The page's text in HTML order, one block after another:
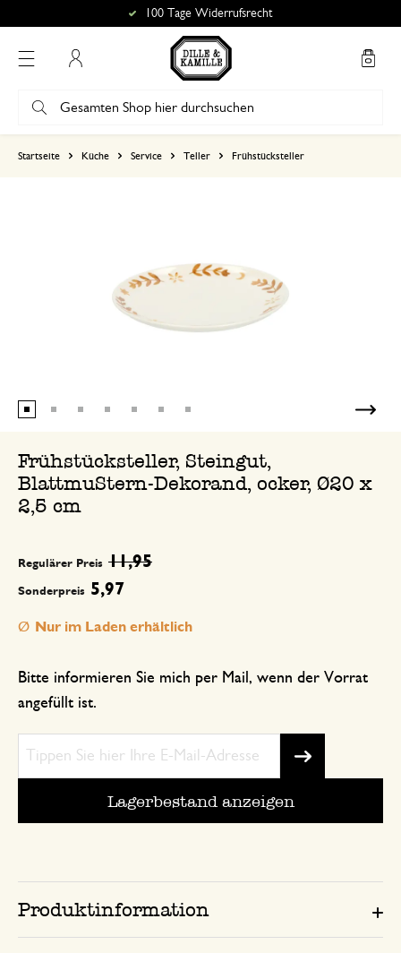
100 Tage Widerrufsrecht
Startseite Küche Service Teller Frühstücksteller
Frühstücksteller, Steingut,
BlattmuStern-Dekorand, ocker, Ø20 x
2,5 cm
Sonderpreis 5,97
Regulärer Preis 11,95
Bitte informieren Sie mich per Mail, wenn der Vorrat
angefüllt ist.
Lagerbestand anzeigen
Nur im Laden erhältlich
Produktinformation